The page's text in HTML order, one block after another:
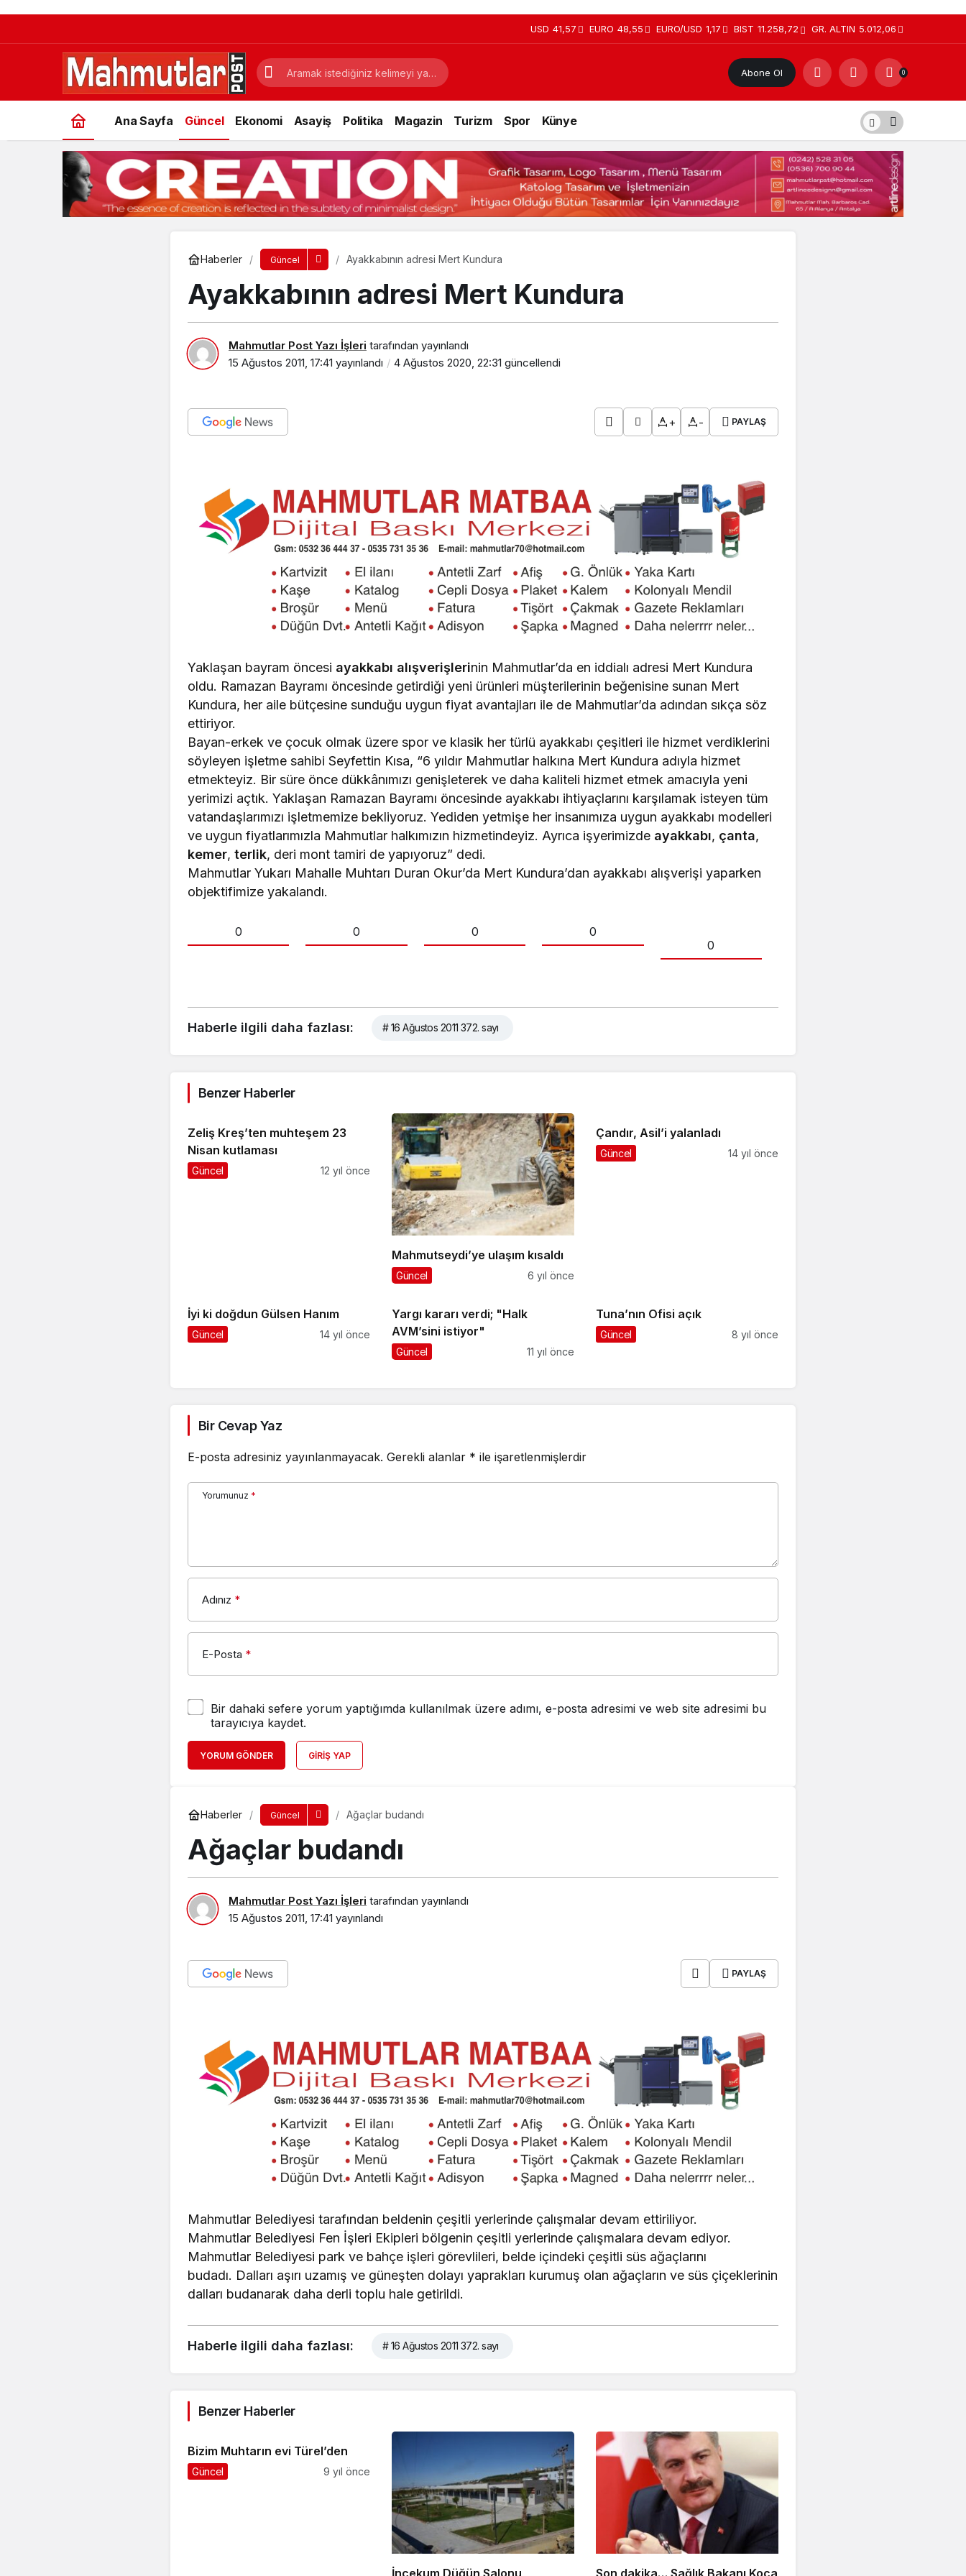
USD 41,57 EURO 48,55 EURO/USD 1,17 BIST 11.258,72 GR. ALTIN 5.012,06
Abone Ol 0
Ana Sayfa Güncel Ekonomi Asayiş Politika Magazin Turizm Spor Künye
Haberler Güncel Ayakkabının adresi Mert Kundura
Ayakkabının adresi Mert Kundura
Mahmutlar Post Yazı İşleri tarafından yayınlandı
15 Ağustos 2011, 17:41 yayınlandı 4 Ağustos 2020, 22:31 güncellendi
+ - PAYLAŞ
Yaklaşan bayram öncesi ayakkabı alışverişlerinin Mahmutlar’da en iddialı adresi Mert Kundura
oldu. Ramazan Bayramı öncesinde getirdiği yeni ürünleri müşterilerinin beğenisine sunan Mert
Kundura, her aile bütçesine sunduğu uygun fiyat avantajları ile de Mahmutlar’da adından sıkça söz
ettiriyor.
Bayan-erkek ve çocuk olmak üzere spor ve klasik her türlü ayakkabı çeşitleri ile hizmet verdiklerini
söyleyen işletme sahibi Seyfettin Kısa, “6 yıldır Mahmutlar halkına Mert Kundura adıyla hizmet
etmekteyiz. Bir süre önce dükkânımızı genişleterek ve daha kaliteli hizmet etmek amacıyla yeni
yerimizi açtık. Yaklaşan Ramazan Bayramı öncesinde ayakkabı ihtiyaçlarını karşılamak isteyen tüm
vatandaşlarımızı işletmemize bekliyoruz. Yediden yetmişe her insanımıza uygun ayakkabı modelleri
ve uygun fiyatlarımızla Mahmutlar halkımızın hizmetindeyiz. Ayrıca işyerimizde ayakkabı, çanta,
kemer,terlik, deri mont tamiri de yapıyoruz” dedi.
Mahmutlar Yukarı Mahalle Muhtarı Duran Okur’da Mert Kundura’dan ayakkabı alışverişi yaparken
objektifimize yakalandı.
0 0 0
0
0
Haberle ilgili daha fazlası: # 16 Ağustos 2011 372. sayı
Benzer Haberler
Zeliş Kreş’ten muhteşem 23
Nisan kutlaması
Güncel 12 yıl önce
Mahmutseydi’ye ulaşım kısaldı
Güncel 6 yıl önce
Çandır, Asil’i yalanladı
Güncel 14 yıl önce
İyi ki doğdun Gülsen Hanım
Güncel 14 yıl önce
Yargı kararı verdi; "Halk
AVM’sini istiyor"
Güncel 11 yıl önce
Tuna’nın Ofisi açık
Güncel 8 yıl önce
Bir Cevap Yaz
E-posta adresiniz yayınlanmayacak. Gerekli alanlar * ile işaretlenmişlerdir
Yorumunuz *
Adınız *
E-Posta *
Bir dahaki sefere yorum yaptığımda kullanılmak üzere adımı, e-posta adresimi ve web site adresimi bu
tarayıcıya kaydet.
YORUM GÖNDER GIRIŞ YAP
Haberler Güncel Ağaçlar budandı
Ağaçlar budandı
Mahmutlar Post Yazı İşleri tarafından yayınlandı
15 Ağustos 2011, 17:41 yayınlandı
PAYLAŞ
Mahmutlar Belediyesi tarafından beldenin çeşitli yerlerinde çalışmalar devam ettiriliyor.
Mahmutlar Belediyesi Fen İşleri Ekipleri bölgenin çeşitli yerlerinde çalışmalara devam ediyor.
Mahmutlar Belediyesi park ve bahçe işleri görevlileri, belde içindeki çeşitli süs ağaçlarını
budadı. Dalları aşırı uzamış ve güneşten dolayı yaprakları kurumuş olan ağaçların ve süs çiçeklerinin
dalları budanarak daha derli toplu hale getirildi.
Haberle ilgili daha fazlası: # 16 Ağustos 2011 372. sayı
Benzer Haberler
Bizim Muhtarın evi Türel’den
Güncel 9 yıl önce
İncekum Düğün Salonu Son dakika… Sağlık Bakanı Koca